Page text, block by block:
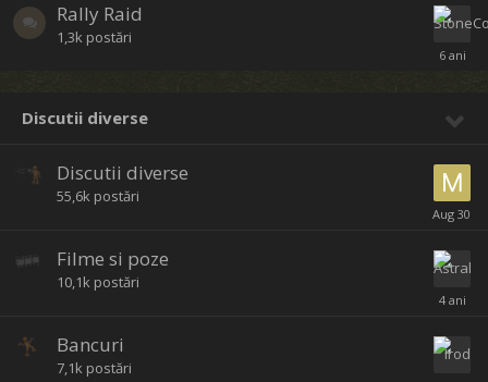
Rally Raid
1,3k postări
Discutii diverse
Discutii diverse
55,6k postări
Filme si poze
10,1k postări
Bancuri
7,1k postări